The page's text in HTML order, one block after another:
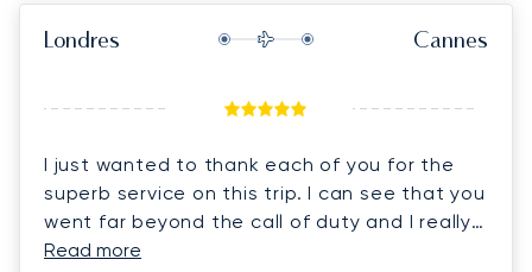
Londres Cannes
I just wanted to thank each of you for the
superb service on this trip. I can see that you
went far beyond the call of duty and I really
appreciate it. My family were quite pleased
Read more